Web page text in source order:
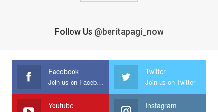
Follow Us @beritapagi_now
Facebook
Join us on Facebook
Twitter
Join us on Twitter
Youtube Instagram